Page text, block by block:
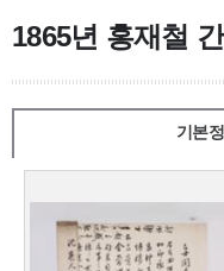
1865년 홍재철
기본